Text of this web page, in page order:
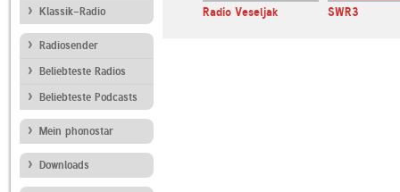
Klassik-Radio
Radiosender
Beliebteste Radios
Beliebteste Podcasts
Mein phonostar
Downloads
Bayern 1 Radio Veseljak SWR3